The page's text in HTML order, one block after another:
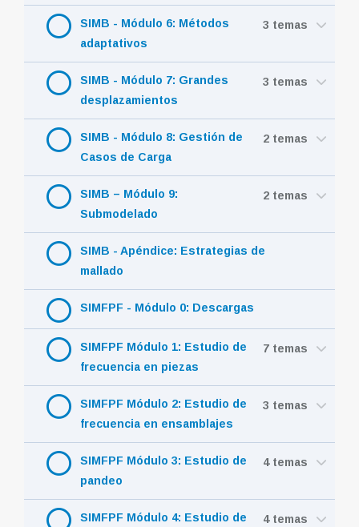
SIMB - Módulo 6: Métodos
adaptativos
3 temas
SIMB - Módulo 7: Grandes
desplazamientos
3 temas
SIMB - Módulo 8: Gestión de
Casos de Carga
2 temas
SIMB – Módulo 9:
Submodelado
2 temas
SIMB - Apéndice: Estrategias de
mallado
SIMFPF - Módulo 0: Descargas
SIMFPF Módulo 1: Estudio de
frecuencia en piezas
7 temas
SIMFPF Módulo 2: Estudio de
frecuencia en ensamblajes
3 temas
SIMFPF Módulo 3: Estudio de
pandeo
4 temas
SIMFPF Módulo 4: Estudio de
4 temas